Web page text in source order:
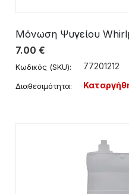
Μόνωση Ψυγείου
7.00 €
Κωδικός (SKU): 77201212
Διαθεσιμότητα: